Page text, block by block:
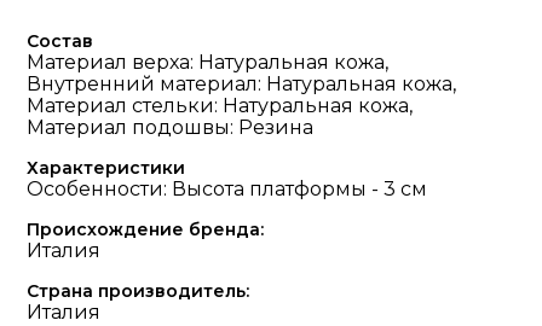
Состав
Материал верха: Натуральная кожа,
Внутренний материал: Натуральная кожа,
Материал стельки: Натуральная кожа,
Материал подошвы: Резина
Характеристики
Особенности: Высота платформы - 3 см
Происхождение бренда:
Италия
Страна производитель:
Италия